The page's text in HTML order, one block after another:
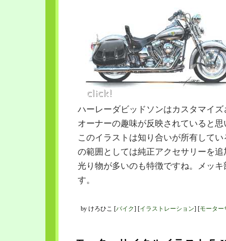
ハーレーダビッドソンはカスタマイ
オーナーの趣味が反映されていると思
このイラストは知り合いが所有して
の範囲としては純正アクセサリーを
光り物が多いのも特徴ですね。メッ
す。
by けろひこ [バイク] [イラストレーション] [モーター